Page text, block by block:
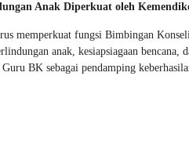
Anak Diperkuat oleh
memperkuat fungsi Bimbingan
anak, kesiapsiagaan bencana,
BK sebagai pendamping